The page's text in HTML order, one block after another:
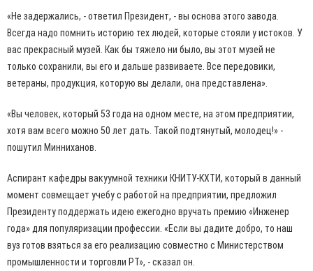
«Не задержались, - ответил Президент, - вы основа этого завода.
Всегда надо помнить историю тех людей, которые стояли у истоков. У
вас прекрасный музей. Как бы тяжело ни было, вы этот музей не
только сохранили, вы его и дальше развиваете. Все передовики,
ветераны, продукция, которую вы делали, она представлена».
«Вы человек, который 53 года на одном месте, на этом предприятии,
хотя вам всего можно 50 лет дать. Такой подтянутый, молодец!» -
пошутил Минниханов.
Аспирант кафедры вакуумной техники КНИТУ-КХТИ, который в данный
момент совмещает учебу с работой на предприятии, предложил
Президенту поддержать идею ежегодно вручать премию «Инженер
года» для популяризации профессии. «Если вы дадите добро, то наш
вуз готов взяться за его реализацию совместно с Министерством
промышленности и торговли РТ», - сказал он.